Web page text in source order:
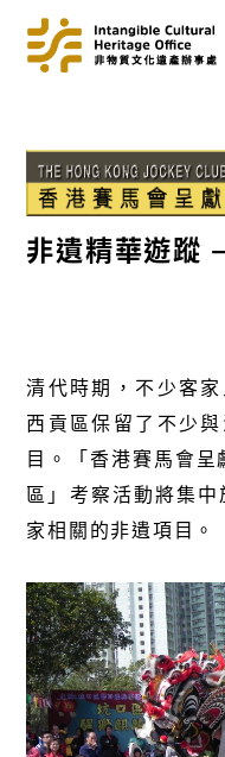
非遺精華遊蹤
清代時期，不少客
西貢區保留了不少
目。「香港賽馬會
區」考察活動將集
家相關的非遺項目。